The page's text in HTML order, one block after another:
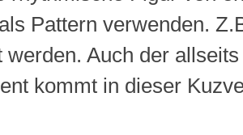
Pattern verwenden.
Auch der allseits
kommt in dieser